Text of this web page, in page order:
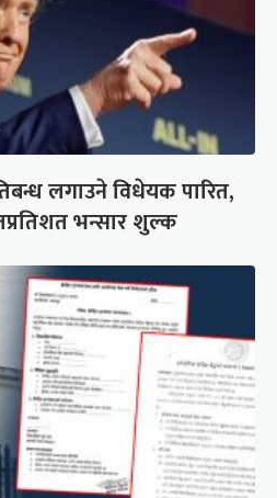
लगाउने विधेयक पारित,
भन्सार शुल्क